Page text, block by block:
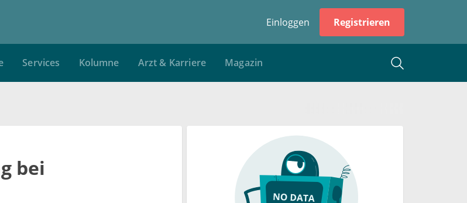
Einloggen Registrieren
Services Kolumne Arzt & Karriere Magazin
bei